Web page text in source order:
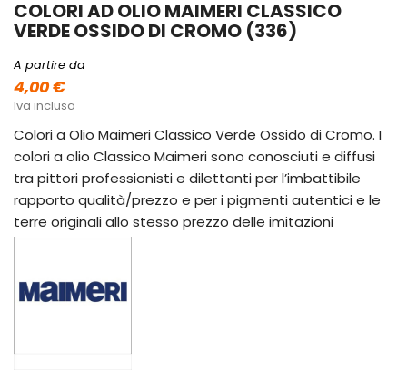
COLORI AD OLIO MAIMERI CLASSICO
VERDE OSSIDO DI CROMO (336)
A partire da
4,00 €
Iva inclusa
Colori a Olio Maimeri Classico Verde Ossido di Cromo. I
colori a olio Classico Maimeri sono conosciuti e diffusi
tra pittori professionisti e dilettanti per l’imbattibile
rapporto qualità/prezzo e per i pigmenti autentici e le
terre originali allo stesso prezzo delle imitazioni